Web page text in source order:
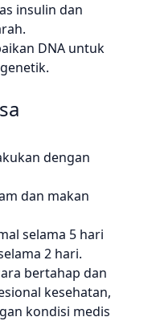
insulin dan
DNA untuk
dengan
dan makan
selama 5 hari
2 hari.
bertahap dan
kesehatan,
kondisi medis